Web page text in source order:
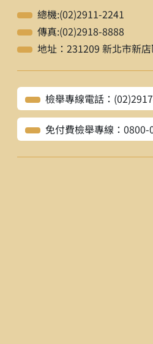
總機:(02)2911-2241
傳真:(02)2918-8888
地址：231209 新北市新
檢舉專線電話：
免付費檢舉專線：0800-